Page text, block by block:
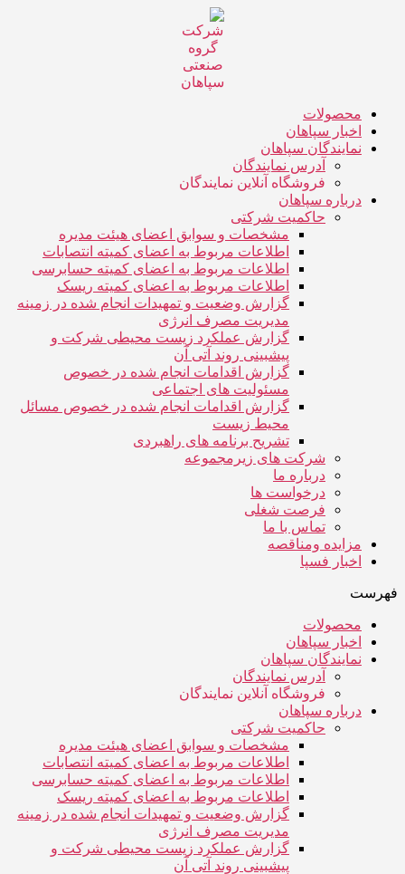
محصولات
اخبار سپاهان
نمایندگان سپاهان
آدرس نمایندگان
فروشگاه آنلاین نمایندگان
درباره سپاهان
حاکمیت شرکتی
مشخصات و سوابق اعضای هیئت مدیره
اطلاعات مربوط به اعضای کمیته انتصابات
اطلاعات مربوط به اعضای کمیته حسابرسی
اطلاعات مربوط به اعضای کمیته ریسک
گزارش وضعیت و تمهیدات انجام شده در زمینه
مدیریت مصرف انرژی
گزارش عملکرد زیست محیطی شرکت و
پیشبینی روند آتی آن
گزارش اقدامات انجام شده در خصوص
مسئولیت های اجتماعی
گزارش اقدامات انجام شده در خصوص مسائل
محیط زیست
تشریح برنامه های راهبردی
شرکت های زیرمجموعه
درباره ما
درخواست ها
فرصت شغلی
تماس با ما
مزایده ومناقصه
اخبار فسپا
فهرست
محصولات
اخبار سپاهان
نمایندگان سپاهان
آدرس نمایندگان
فروشگاه آنلاین نمایندگان
درباره سپاهان
حاکمیت شرکتی
مشخصات و سوابق اعضای هیئت مدیره
اطلاعات مربوط به اعضای کمیته انتصابات
اطلاعات مربوط به اعضای کمیته حسابرسی
اطلاعات مربوط به اعضای کمیته ریسک
گزارش وضعیت و تمهیدات انجام شده در زمینه
مدیریت مصرف انرژی
گزارش عملکرد زیست محیطی شرکت و
پیشبینی روند آتی آن